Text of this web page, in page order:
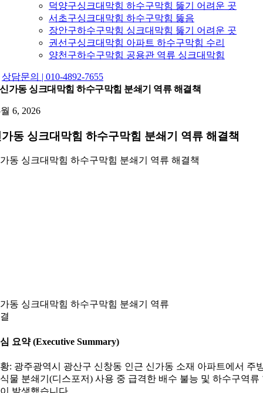
덕양구싱크대막힘 하수구막힘 뚫기 어려운 곳
서초구싱크대막힘 하수구막힘 뚫음
장안구하수구막힘 싱크대막힘 뚫기 어려운 곳
권선구싱크대막힘 아파트 하수구막힘 수리
양천구하수구막힘 공용관 역류 싱크대막힘
상담문의 | 010-4892-7655
신가동 싱크대막힘 하수구막힘 분쇄기 역류 해결책
6, 2026
동 싱크대막힘 하수구막힘 분쇄기 역류 해결책
동 싱크대막힘 하수구막힘 분쇄기 역류 해결책
동 싱크대막힘 하수구막힘 분쇄기 역류
요약 (Executive Summary)
: 광주광역시 광산구 신창동 인근 신가동 소재 아파트에서 주
물 분쇄기(디스포저) 사용 중 급격한 배수 불능 및 하수구역류
발생했습니다.